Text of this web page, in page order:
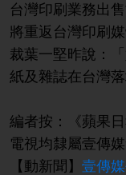
台灣印刷業務出
將重返台灣印刷
裁葉一堅昨說：
紙及雜誌在台灣
編者按：《蘋果
電視均隸屬壹傳媒
【動新聞】 壹傳